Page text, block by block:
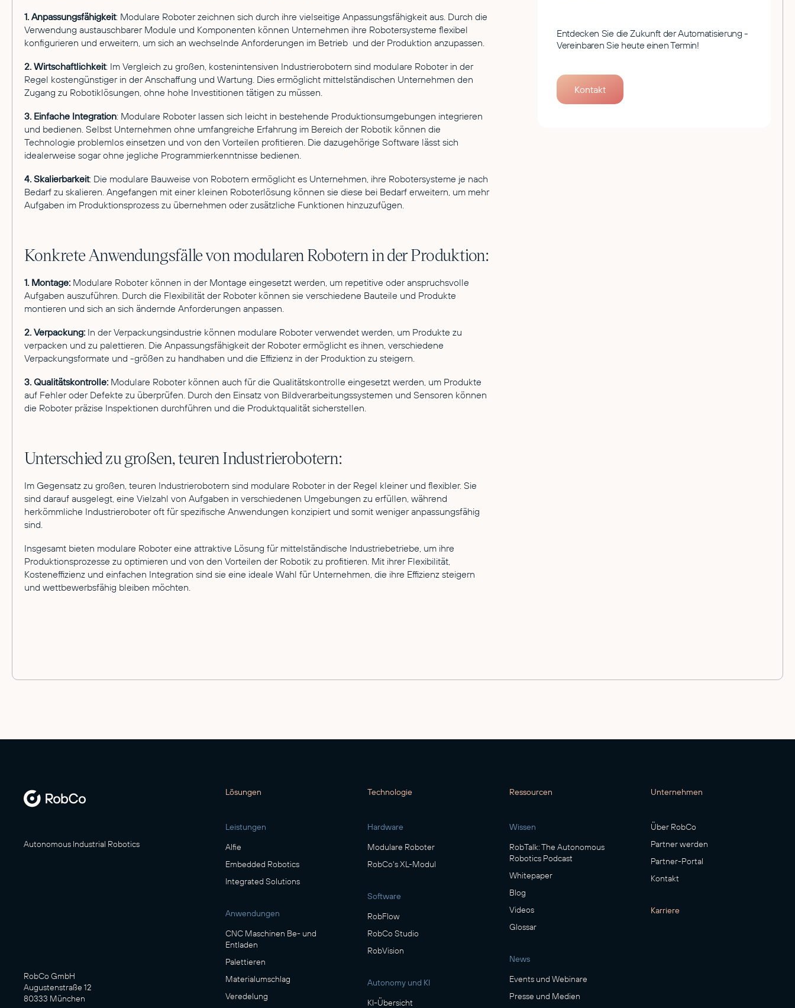
1. Anpassungsfähigkeit: Modulare Roboter zeichnen sich durch ihre vielseitige Anpassungsfähigkeit aus. Durch die
Verwendung austauschbarer Module und Komponenten können Unternehmen ihre Robotersysteme flexibel
konfigurieren und erweitern, um sich an wechselnde Anforderungen im Betrieb und der Produktion anzupassen.
2. Wirtschaftlichkeit: Im Vergleich zu großen, kostenintensiven Industrierobotern sind modulare Roboter in der
Regel kostengünstiger in der Anschaffung und Wartung. Dies ermöglicht mittelständischen Unternehmen den
Zugang zu Robotiklösungen, ohne hohe Investitionen tätigen zu müssen.
3. Einfache Integration: Modulare Roboter lassen sich leicht in bestehende Produktionsumgebungen integrieren
und bedienen. Selbst Unternehmen ohne umfangreiche Erfahrung im Bereich der Robotik können die
Technologie problemlos einsetzen und von den Vorteilen profitieren. Die dazugehörige Software lässt sich
idealerweise sogar ohne jegliche Programmierkenntnisse bedienen.
4. Skalierbarkeit: Die modulare Bauweise von Robotern ermöglicht es Unternehmen, ihre Robotersysteme je nach
Bedarf zu skalieren. Angefangen mit einer kleinen Roboterlösung können sie diese bei Bedarf erweitern, um mehr
Aufgaben im Produktionsprozess zu übernehmen oder zusätzliche Funktionen hinzuzufügen.
Konkrete Anwendungsfälle von modularen Robotern in der Produktion:
1. Montage: Modulare Roboter können in der Montage eingesetzt werden, um repetitive oder anspruchsvolle
Aufgaben auszuführen. Durch die Flexibilität der Roboter können sie verschiedene Bauteile und Produkte
montieren und sich an sich ändernde Anforderungen anpassen.
2. Verpackung: In der Verpackungsindustrie können modulare Roboter verwendet werden, um Produkte zu
verpacken und zu palettieren. Die Anpassungsfähigkeit der Roboter ermöglicht es ihnen, verschiedene
Verpackungsformate und -größen zu handhaben und die Effizienz in der Produktion zu steigern.
3. Qualitätskontrolle: Modulare Roboter können auch für die Qualitätskontrolle eingesetzt werden, um Produkte
auf Fehler oder Defekte zu überprüfen. Durch den Einsatz von Bildverarbeitungssystemen und Sensoren können
die Roboter präzise Inspektionen durchführen und die Produktqualität sicherstellen.
Unterschied zu großen, teuren Industrierobotern:
Im Gegensatz zu großen, teuren Industrierobotern sind modulare Roboter in der Regel kleiner und flexibler. Sie
sind darauf ausgelegt, eine Vielzahl von Aufgaben in verschiedenen Umgebungen zu erfüllen, während
herkömmliche Industrieroboter oft für spezifische Anwendungen konzipiert und somit weniger anpassungsfähig
sind.
Insgesamt bieten modulare Roboter eine attraktive Lösung für mittelständische Industriebetriebe, um ihre
Produktionsprozesse zu optimieren und von den Vorteilen der Robotik zu profitieren. Mit ihrer Flexibilität,
Kosteneffizienz und einfachen Integration sind sie eine ideale Wahl für Unternehmen, die ihre Effizienz steigern
und wettbewerbsfähig bleiben möchten.
Entdecken Sie die Zukunft der Automatisierung -
Vereinbaren Sie heute einen Termin!
Kontakt
Autonomous Industrial Robotics
RobCo GmbH
Augustenstraße 12
80333 München
Lösungen
Leistungen
Alfie
Embedded Robotics
Integrated Solutions
Anwendungen
CNC Maschinen Be- und
Entladen
Palettieren
Materialumschlag
Veredelung
Technologie
Hardware
Modulare Roboter
RobCo's XL-Modul
Software
RobFlow
RobCo Studio
RobVision
Autonomy und KI
KI-Übersicht
Ressourcen
Wissen
RobTalk: The Autonomous
Robotics Podcast
Whitepaper
Blog
Videos
Glossar
News
Events und Webinare
Presse und Medien
Unternehmen
Über RobCo
Partner werden
Partner-Portal
Kontakt
Karriere